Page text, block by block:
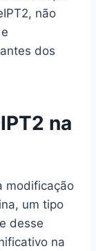
não
dos
na
modificação
um tipo
desse
na